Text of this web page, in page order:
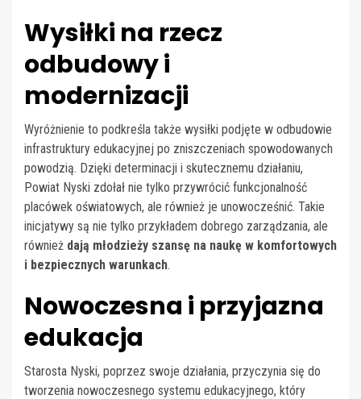
Wysiłki na rzecz
odbudowy i
modernizacji
Wyróżnienie to podkreśla także wysiłki podjęte w odbudowie
infrastruktury edukacyjnej po zniszczeniach spowodowanych
powodzią. Dzięki determinacji i skutecznemu działaniu,
Powiat Nyski zdołał nie tylko przywrócić funkcjonalność
placówek oświatowych, ale również je unowocześnić. Takie
inicjatywy są nie tylko przykładem dobrego zarządzania, ale
również dają młodzieży szansę na naukę w komfortowych
i bezpiecznych warunkach.
Nowoczesna i przyjazna
edukacja
Starosta Nyski, poprzez swoje działania, przyczynia się do
tworzenia nowoczesnego systemu edukacyjnego, który